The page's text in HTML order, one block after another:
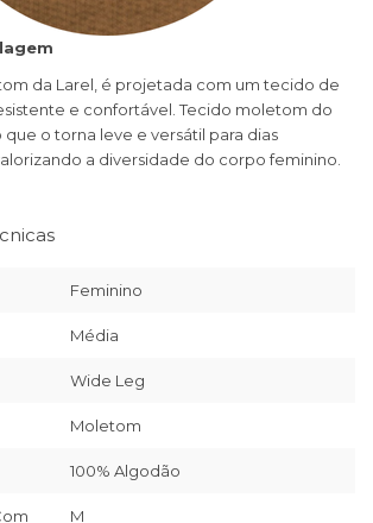
da Larel, é projetada com um tecido de
e confortável. Tecido moletom do
o torna leve e versátil para dias
a diversidade do corpo feminino.
Feminino
Média
Wide Leg
Moletom
100% Algodão
M